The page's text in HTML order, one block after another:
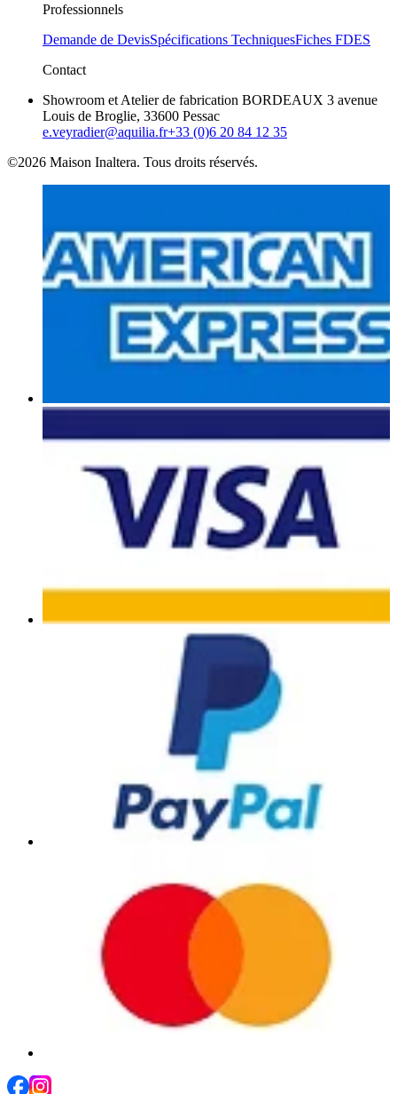
Professionnels
Demande de DevisSpécifications TechniquesFiches FDES
Contact
Showroom et Atelier de fabrication BORDEAUX 3 avenue
Louis de Broglie, 33600 Pessac
e.veyradier@aquilia.fr+33 (0)6 20 84 12 35
©2026 Maison Inaltera. Tous droits réservés.